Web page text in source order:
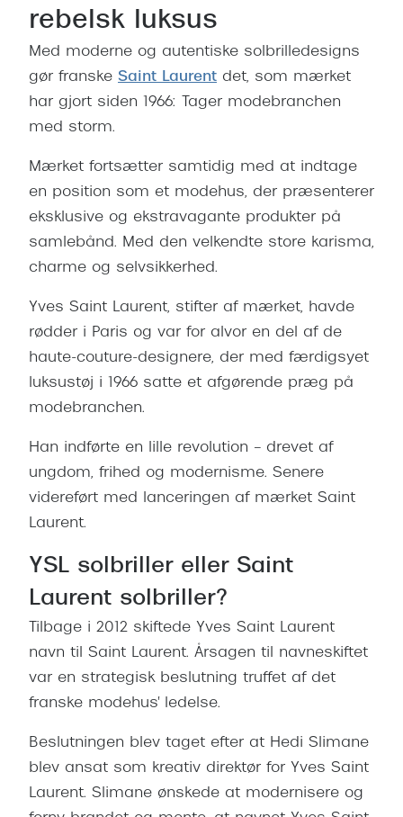
rebelsk luksus
Med moderne og autentiske solbrilledesigns
gør franske Saint Laurent det, som mærket
har gjort siden 1966: Tager modebranchen
med storm.
Mærket fortsætter samtidig med at indtage
en position som et modehus, der præsenterer
eksklusive og ekstravagante produkter på
samlebånd. Med den velkendte store karisma,
charme og selvsikkerhed.
Yves Saint Laurent, stifter af mærket, havde
rødder i Paris og var for alvor en del af de
haute-couture-designere, der med færdigsyet
luksustøj i 1966 satte et afgørende præg på
modebranchen.
Han indførte en lille revolution – drevet af
ungdom, frihed og modernisme. Senere
videreført med lanceringen af mærket Saint
Laurent.
YSL solbriller eller Saint
Laurent solbriller?
Tilbage i 2012 skiftede Yves Saint Laurent
navn til Saint Laurent. Årsagen til navneskiftet
var en strategisk beslutning truffet af det
franske modehus' ledelse.
Beslutningen blev taget efter at Hedi Slimane
blev ansat som kreativ direktør for Yves Saint
Laurent. Slimane ønskede at modernisere og